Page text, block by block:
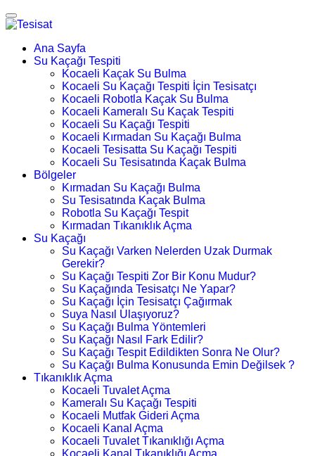
Ana Sayfa
Su Kaçağı Tespiti
Kocaeli Kaçak Su Bulma
Kocaeli Su Kaçağı Tespiti İçin Tesisatçı
Kocaeli Robotla Kaçak Su Bulma
Kocaeli Kameralı Su Kaçak Tespiti
Kocaeli Su Kaçağı Tespiti
Kocaeli Kırmadan Su Kaçağı Bulma
Kocaeli Tesisatta Su Kaçağı Tespiti
Kocaeli Su Tesisatında Kaçak Bulma
Bölgeler
Kırmadan Su Kaçağı Bulma
Su Tesisatında Kaçak Bulma
Robotla Su Kaçağı Tespit
Kırmadan Tıkanıklık Açma
Su Kaçağı
Su Kaçağı Varken Nelerden Uzak Durmak
Gerekir?
Su Kaçağı Tespiti Zor Bir Konu Mudur?
Su Kaçağında Tesisatçı Ne Yapar?
Su Kaçağı İçin Tesisatçı Çağırmak
Suya Nasıl Ulaşıyoruz?
Su Kaçağı Bulma Yöntemleri
Su Kaçağı Nasıl Fark Edilir?
Su Kaçağı Tespit Edildikten Sonra Ne Olur?
Su Kaçağı Bulma Konusunda Emin Değilsek ?
Tıkanıklık Açma
Kocaeli Tuvalet Açma
Kameralı Su Kaçağı Tespiti
Kocaeli Mutfak Gideri Açma
Kocaeli Kanal Açma
Kocaeli Tuvalet Tıkanıklığı Açma
Kocaeli Kanal Tıkanıklığı Açma